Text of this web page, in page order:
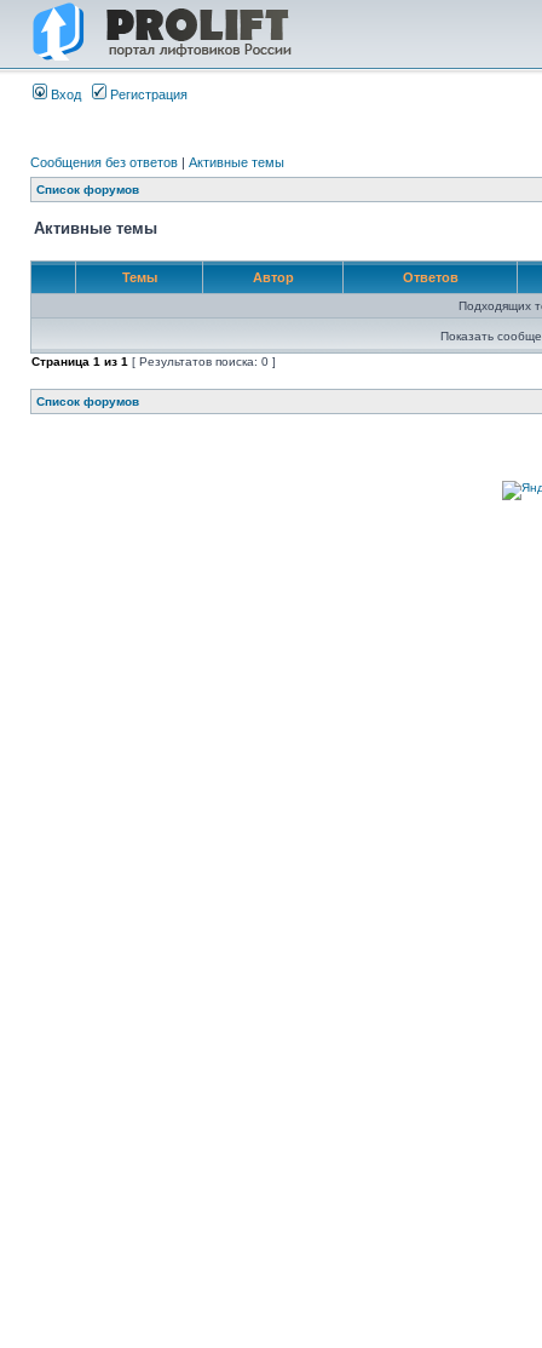
Вход Регистрация
Сообщения без ответов | Активные темы
Список форумов
Активные темы
Темы Автор Ответов
Подходящих
Показать
Страница 1 из 1 [ Результатов поиска: 0 ]
Список форумов